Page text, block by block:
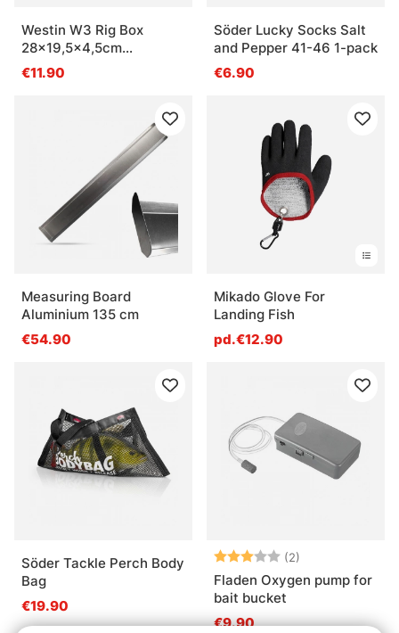
Westin W3 Rig Box
28x19,5x4,5cm
Grey/Clear
€11.90
Söder Lucky Socks Salt
and Pepper 41-46 1-pack
€6.90
Measuring Board
Aluminium 135 cm
€54.90
Mikado Glove For
Landing Fish
pd.€12.90
Söder Tackle Perch Body
Bag
€19.90
Note: (2)
Fladen Oxygen pump for
bait bucket
€9.90